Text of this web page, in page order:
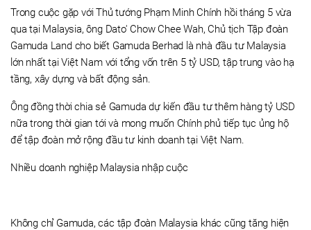
Trong cuộc gặp với Thủ tướng Phạm Minh Chính hồi tháng 5 vừa
qua tại Malaysia, ông Dato' Chow Chee Wah, Chủ tịch Tập đoàn
Gamuda Land cho biết Gamuda Berhad là nhà đầu tư Malaysia
lớn nhất tại Việt Nam với tổng vốn trên 5 tỷ USD, tập trung vào hạ
tầng, xây dựng và bất động sản.
Ông đồng thời chia sẻ Gamuda dự kiến đầu tư thêm hàng tỷ USD
nữa trong thời gian tới và mong muốn Chính phủ tiếp tục ủng hộ
để tập đoàn mở rộng đầu tư kinh doanh tại Việt Nam.
Nhiều doanh nghiệp Malaysia nhập cuộc
Không chỉ Gamuda, các tập đoàn Malaysia khác cũng tăng hiện